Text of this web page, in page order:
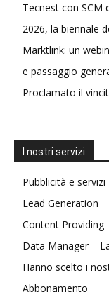
Tecnest con SCM
2026, la biennale
Marktlink: un
e passaggio
Proclamato il
I nostri servizi
Pubblicità e servizi
Lead Generation
Content Providing
Data Manager –
Hanno scelto i
Abbonamento